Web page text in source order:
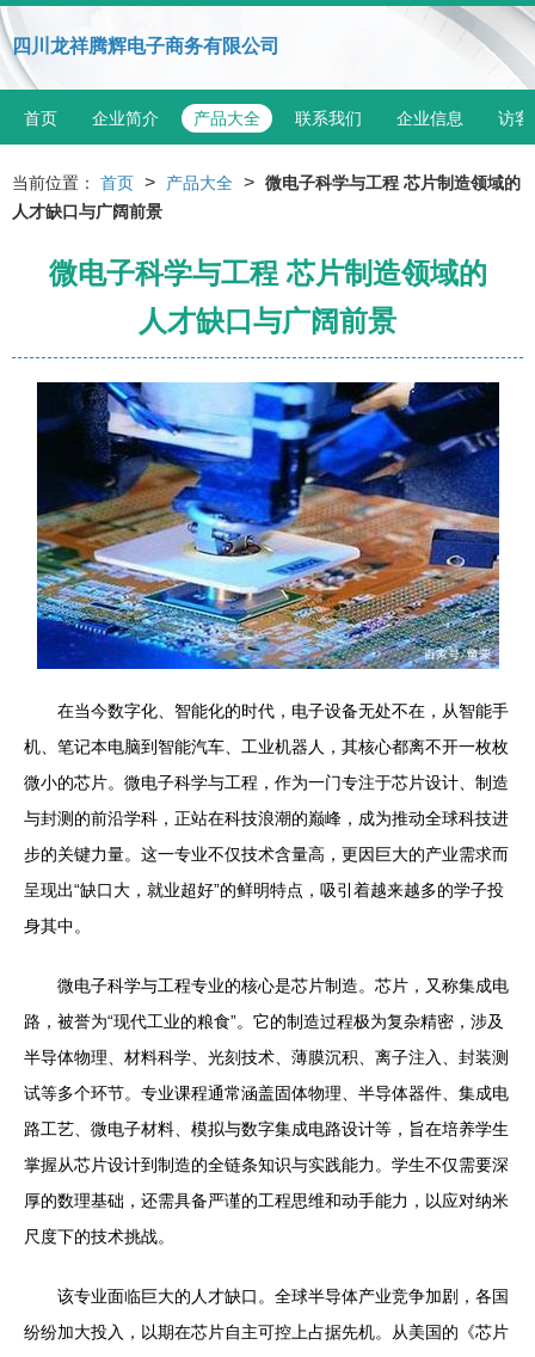
四川龙祥腾辉电子商务有限公司
首页 企业简介 产品大全 联系我们 企业信息 访客
当前位置： 首页 > 产品大全 > 微电子科学与工程 芯片制造领域的
人才缺口与广阔前景
微电子科学与工程 芯片制造领域的
人才缺口与广阔前景
在当今数字化、智能化的时代，电子设备无处不在，从智能手
机、笔记本电脑到智能汽车、工业机器人，其核心都离不开一枚枚
微小的芯片。微电子科学与工程，作为一门专注于芯片设计、制造
与封测的前沿学科，正站在科技浪潮的巅峰，成为推动全球科技进
步的关键力量。这一专业不仅技术含量高，更因巨大的产业需求而
呈现出“缺口大，就业超好”的鲜明特点，吸引着越来越多的学子投
身其中。
微电子科学与工程专业的核心是芯片制造。芯片，又称集成电
路，被誉为“现代工业的粮食”。它的制造过程极为复杂精密，涉及
半导体物理、材料科学、光刻技术、薄膜沉积、离子注入、封装测
试等多个环节。专业课程通常涵盖固体物理、半导体器件、集成电
路工艺、微电子材料、模拟与数字集成电路设计等，旨在培养学生
掌握从芯片设计到制造的全链条知识与实践能力。学生不仅需要深
厚的数理基础，还需具备严谨的工程思维和动手能力，以应对纳米
尺度下的技术挑战。
该专业面临巨大的人才缺口。全球半导体产业竞争加剧，各国
纷纷加大投入，以期在芯片自主可控上占据先机。从美国的《芯片